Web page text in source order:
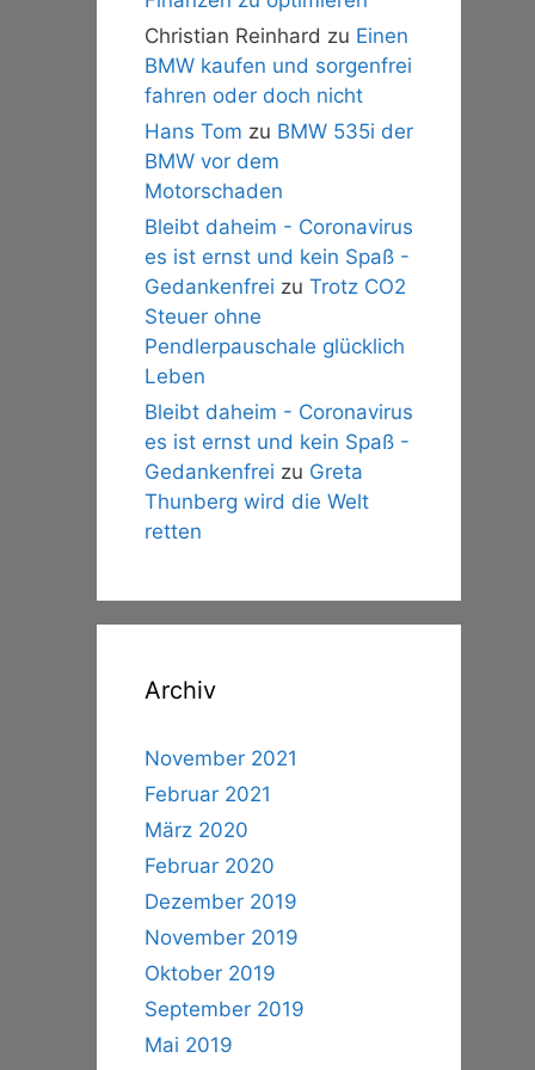
Christian Reinhard zu Einen
BMW kaufen und sorgenfrei
fahren oder doch nicht
Hans Tom zu BMW 535i der
BMW vor dem
Motorschaden
Bleibt daheim - Coronavirus
es ist ernst und kein Spaß -
Gedankenfrei zu Trotz CO2
Steuer ohne
Pendlerpauschale glücklich
Leben
Bleibt daheim - Coronavirus
es ist ernst und kein Spaß -
Gedankenfrei zu Greta
Thunberg wird die Welt
retten
Archiv
November 2021
Februar 2021
März 2020
Februar 2020
Dezember 2019
November 2019
Oktober 2019
September 2019
Mai 2019